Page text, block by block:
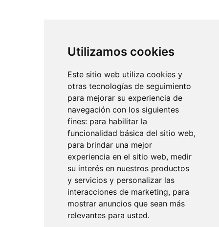
Utilizamos cookies
Este sitio web utiliza cookies y
otras tecnologías de seguimiento
para mejorar su experiencia de
navegación con los siguientes
fines: para habilitar la
funcionalidad básica del sitio web,
para brindar una mejor
experiencia en el sitio web, medir
su interés en nuestros productos
y servicios y personalizar las
interacciones de marketing, para
mostrar anuncios que sean más
relevantes para usted.